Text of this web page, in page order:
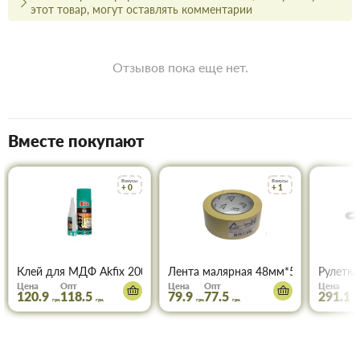
именно те товары и услуги, какие вам требуются.
этот товар, могут оставлять комментарии
Отзывов пока еще нет.
Вместе покупают
Бонусы
+ 0
Клей для МДФ Akfix 200 мл+50 мл
Цена
120.9 грн.
Опт
118.5 грн.
Бонусы
+ 1
Лента малярная 48мм*50м ТОРУС
Цена
79.9 грн.
Опт
77.5 грн.
Цена
291.1